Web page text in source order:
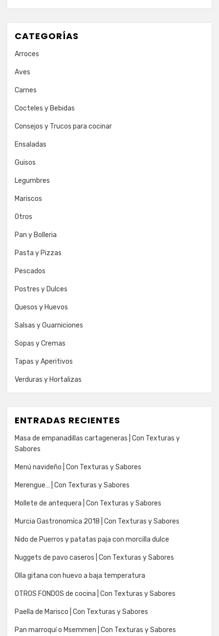
CATEGORÍAS
Arroces
Aves
Carnes
Cocteles y Bebidas
Consejos y Trucos para cocinar
Ensaladas
Guisos
Legumbres
Mariscos
Otros
Pan y Bolleria
Pasta y Pizzas
Pescados
Postres y Dulces
Quesos y Huevos
Salsas y Guarniciones
Sopas y Cremas
Tapas y Aperitivos
Verduras y Hortalizas
ENTRADAS RECIENTES
Masa de empanadillas cartageneras | Con Texturas y
Sabores
Menú navideño | Con Texturas y Sabores
Merengue… | Con Texturas y Sabores
Mollete de antequera | Con Texturas y Sabores
Murcia Gastronomíca 2018 | Con Texturas y Sabores
Nido de Puerros y patatas paja con morcilla dulce
Nuggets de pavo caseros | Con Texturas y Sabores
Olla gitana con huevo a baja temperatura
OTROS FONDOS de cocina | Con Texturas y Sabores
Paella de Marisco | Con Texturas y Sabores
Pan marroquí o Msemmen | Con Texturas y Sabores